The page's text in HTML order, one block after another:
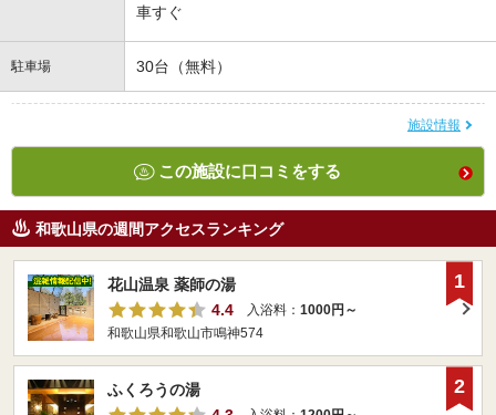
車すぐ
駐車場 30台（無料）
施設情報
この施設に口コミをする
和歌山県の週間アクセスランキング
花山温泉 薬師の湯
4.4
入浴料： 1000円～
和歌山県和歌山市鳴神574
1
ふくろうの湯
2